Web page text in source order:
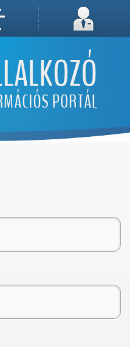
A sütik a weboldal megfelelő működéséhez
Megértettem, folytatás...